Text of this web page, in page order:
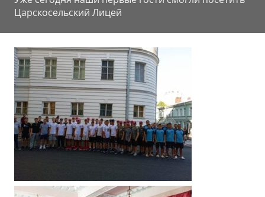
Царскосельский Лицей